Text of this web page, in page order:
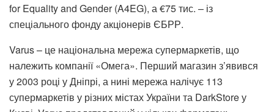
for Equality and Gender (A4EG), а €75 тис. – із
спеціального фонду акціонерів ЄБРР.
Varus – це національна мережа супермаркетів, що
належить компанії «Омега». Перший магазин з’явився
у 2003 році у Дніпрі, а нині мережа налічує 113
супермаркетів у різних містах України та DarkStore у